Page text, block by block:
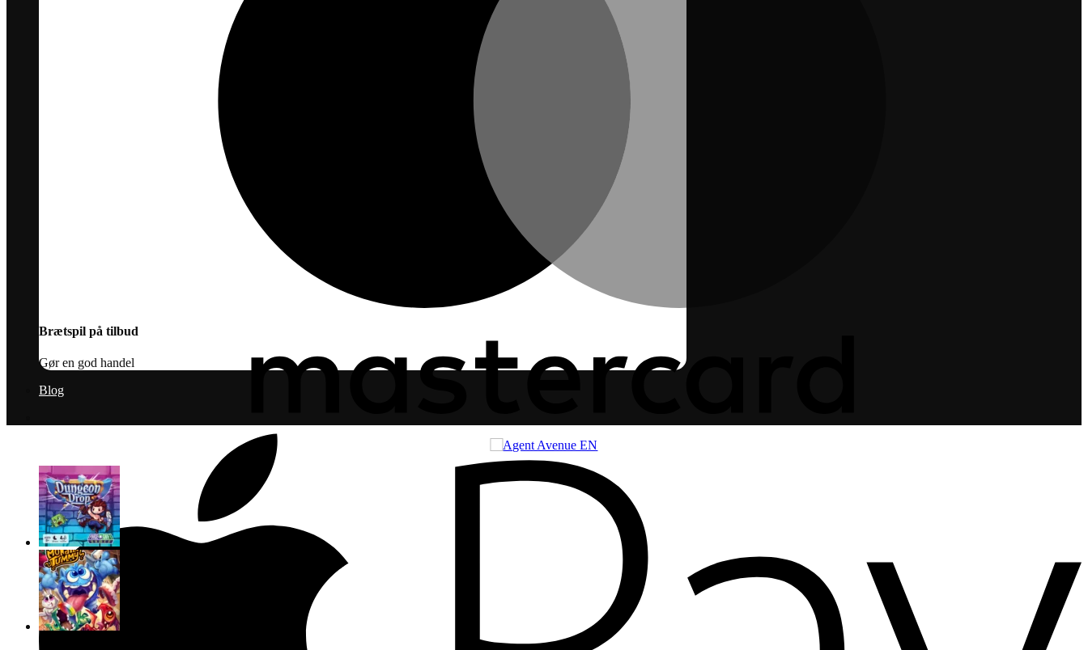
Brætspil på tilbud
Gør en god handel
Blog